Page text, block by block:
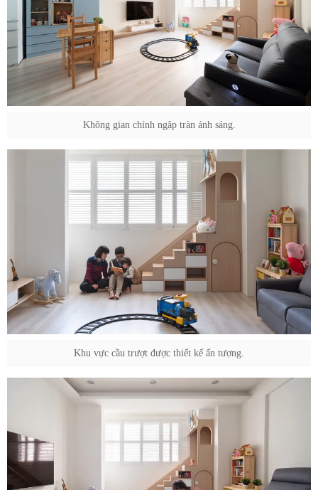
Không gian chính ngập tràn ánh sáng.
Khu vực cầu trượt được thiết kế ấn tượng.